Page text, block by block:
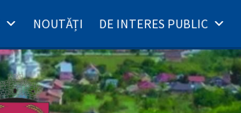
NOUTĂȚI DE INTERES PUBLIC